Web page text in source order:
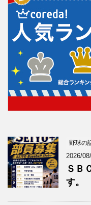
野球の
2026/
ＳＢ
す。